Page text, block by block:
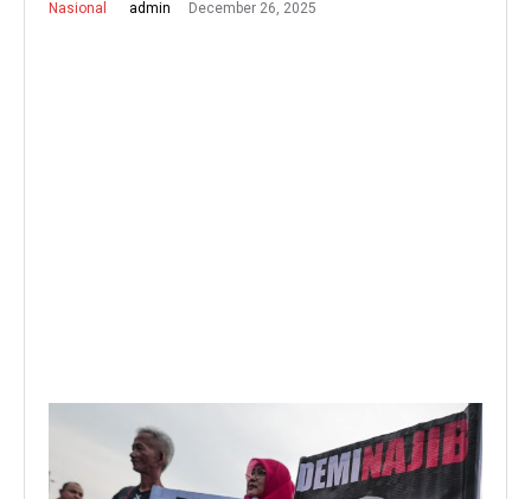
Nasional admin December 26, 2025